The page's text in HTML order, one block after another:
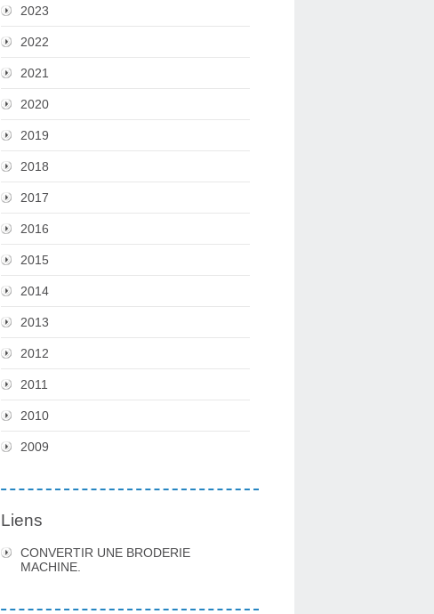
2023
2022
2021
2020
2019
2018
2017
2016
2015
2014
2013
2012
2011
2010
2009
Liens
CONVERTIR UNE BRODERIE
MACHINE.